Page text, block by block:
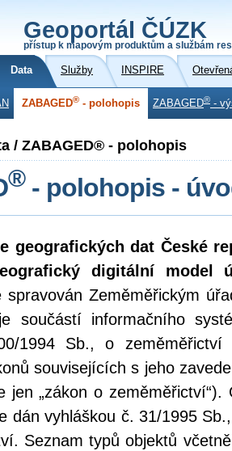
Geoportál ČÚZK
přístup k mapovým produktům a službám
Data Služby INSPIRE
ZABAGED® - polohopis ZABAGED® -
/ ZABAGED® - polohopis
®- polohopis -
geografických dat České
digitální model
spravován Zeměměřickým
součástí informačního
1994 Sb., o
souvisejících s jeho
jen „zákon o
dán vyhláškou č. 31/1995
Seznam typů objektů